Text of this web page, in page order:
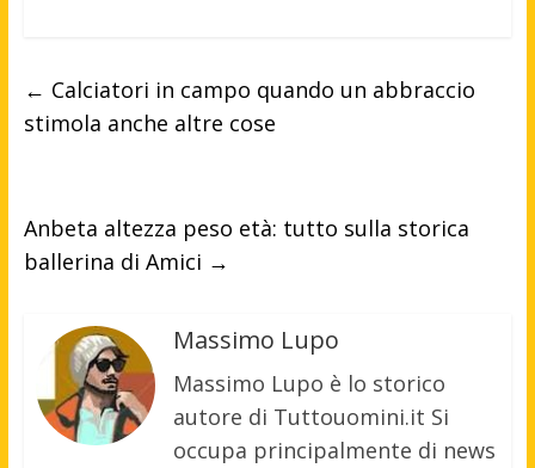
← Calciatori in campo quando un abbraccio
stimola anche altre cose
Anbeta altezza peso età: tutto sulla storica
ballerina di Amici →
Massimo Lupo
Massimo Lupo è lo storico
autore di Tuttouomini.it Si
occupa principalmente di news